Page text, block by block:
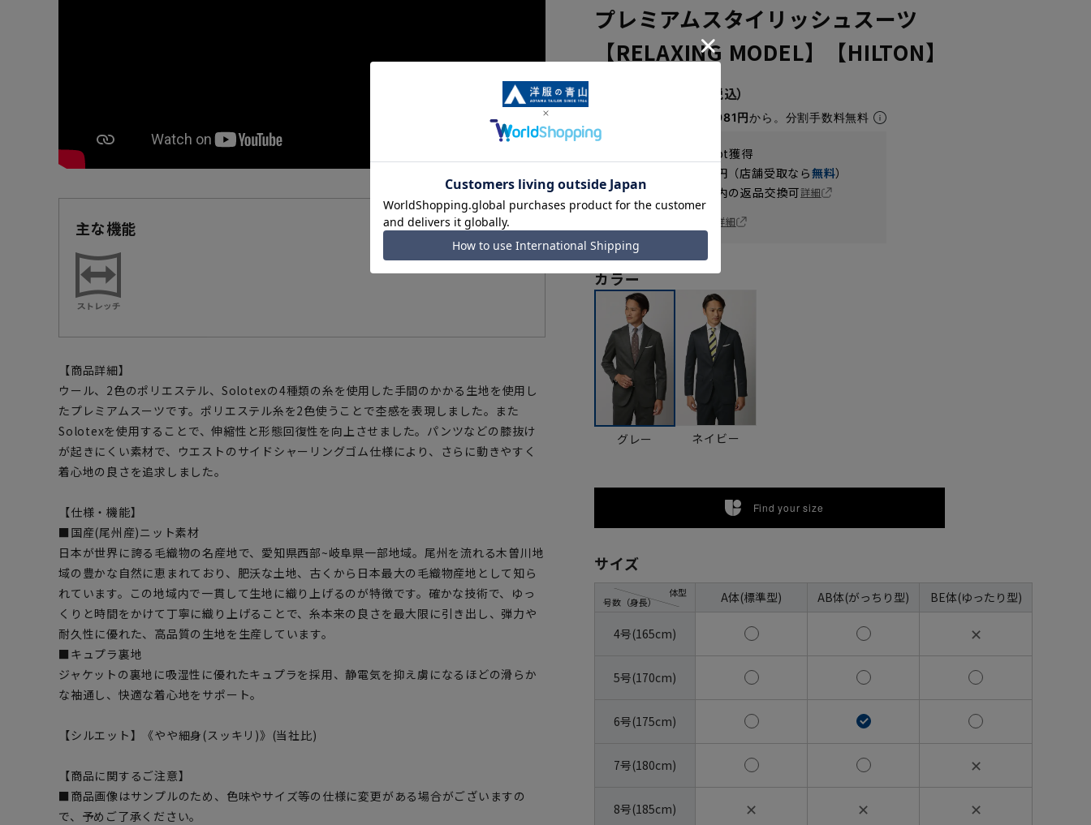
主な機能 機能一覧
【商品詳細】
ウール、2色のポリエステル、Solotexの4種類の糸を使用した手間のかかる生地を使用し
たプレミアムスーツです。ポリエステル糸を2色使うことで杢感を表現しました。また
Solotexを使用することで、伸縮性と形態回復性を向上させました。パンツなどの膝抜け
が起きにくい素材で、ウエストのサイドシャーリングゴム仕様により、さらに動きやすく
着心地の良さを追求しました。
【仕様・機能】
■国産(尾州産)ニット素材
日本が世界に誇る毛織物の名産地で、愛知県西部~岐阜県一部地域。尾州を流れる木曽川地
域の豊かな自然に恵まれており、肥沃な土地、古くから日本最大の毛織物産地として知ら
れています。この地域内で一貫して生地に織り上げるのが特徴です。確かな技術で、ゆっ
くりと時間をかけて丁寧に織り上げることで、糸本来の良さを最大限に引き出し、弾力や
耐久性に優れた、高品質の生地を生産しています。
■キュプラ裏地
ジャケットの裏地に吸湿性に優れたキュプラを採用、静電気を抑え虜になるほどの滑らか
な袖通し、快適な着心地をサポート。
【シルエット】《やや細身(スッキリ)》(当社比)
【商品に関するご注意】
■商品画像はサンプルのため、色味やサイズ等の仕様に変更がある場合がございますの
で、予めご了承ください。
プレミアムスタイリッシュスーツ
【RELAXING MODEL】【HILTON】
月々10,981円から。分割手数料無料
pt獲得
円（店舗受取なら無料）
お届けから
日以内の返品交換可詳細
一部対象外商品あり
詳細
カラー
グレー ネイビー
Find your size
サイズ
号数（身長）
体型 A体(標準型) AB体(がっちり型) BE体(ゆったり型)
4号(165cm) ✕
5号(170cm)
6号(175cm)
7号(180cm) ✕
8号(185cm) ✕ ✕ ✕